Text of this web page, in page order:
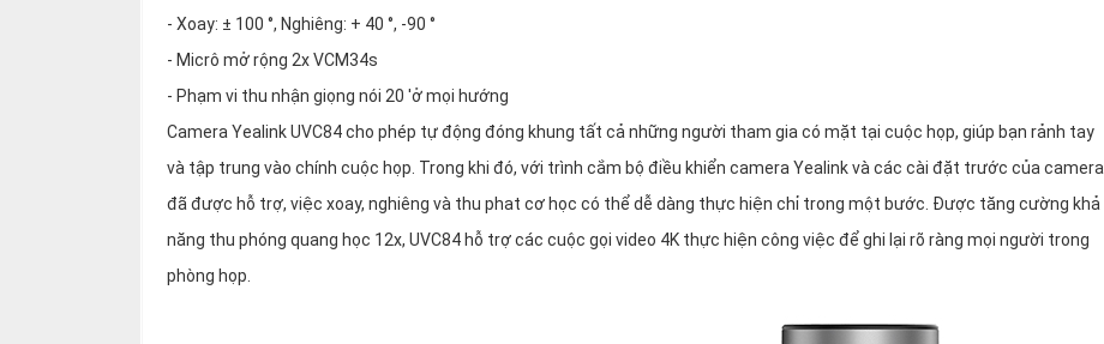
- Xoay: ± 100 °, Nghiêng: + 40 °, -90 °
- Micrô mở rộng 2x VCM34s
- Phạm vi thu nhận giọng nói 20 'ở mọi hướng
Camera Yealink UVC84 cho phép tự động đóng khung tất cả những người tham gia có mặt tại cuộc họp, giúp bạn rảnh tay
và tập trung vào chính cuộc họp. Trong khi đó, với trình cắm bộ điều khiển camera Yealink và các cài đặt trước của camera
đã được hỗ trợ, việc xoay, nghiêng và thu phat cơ học có thể dễ dàng thực hiện chỉ trong một bước. Được tăng cường khả
năng thu phóng quang học 12x, UVC84 hỗ trợ các cuộc gọi video 4K thực hiện công việc để ghi lại rõ ràng mọi người trong
phòng họp.